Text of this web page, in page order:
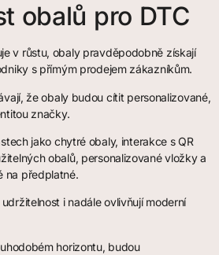
obalů pro DTC
v růstu, obaly pravděpodobně získají
s přímým prodejem zákazníkům.
že obaly budou cítit personalizované,
značky.
jako chytré obaly, interakce s QR
obalů, personalizované vložky a
na předplatné.
i nadále ovlivňují moderní
horizontu, budou